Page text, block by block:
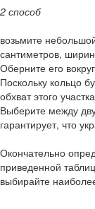
2 способ
возьмите
сантиметров,
Оберните его
Поскольку кольцо
обхват этого
Выберите между
гарантирует, что
Окончательно
приведенной
выбирайте